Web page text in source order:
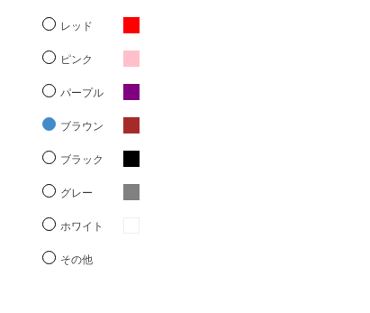
レッド
ピンク
パープル
ブラウン
ブラック
グレー
ホワイト
その他